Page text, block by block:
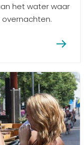
het water waar